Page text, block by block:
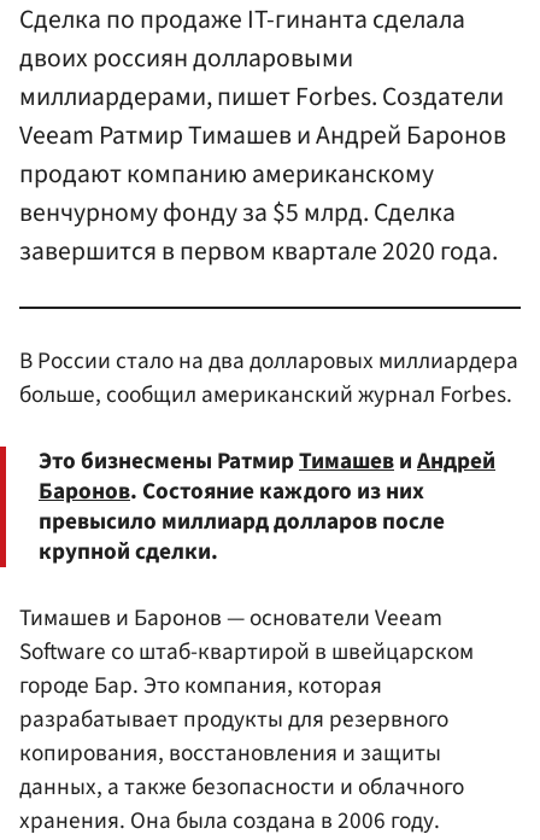
Сделка по продаже IT-гинанта сделала
двоих россиян долларовыми
миллиардерами, пишет Forbes. Создатели
Veeam Ратмир Тимашев и Андрей Баронов
продают компанию американскому
венчурному фонду за $5 млрд. Сделка
завершится в первом квартале 2020 года.
В России стало на два долларовых миллиардера
больше, сообщил американский журнал Forbes.
Это бизнесмены РатмирТимашевиАндрей
Баронов. Состояние каждого из них
превысило миллиард долларов после
крупной сделки.
Тимашев и Баронов — основатели Veeam
Software со штаб-квартирой в швейцарском
городе Бар. Это компания, которая
разрабатывает продукты для резервного
копирования, восстановления и защиты
данных, а также безопасности и облачного
хранения. Она была создана в 2006 году.